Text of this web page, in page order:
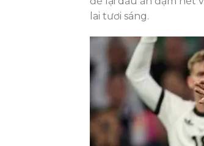
lai tươi sáng.